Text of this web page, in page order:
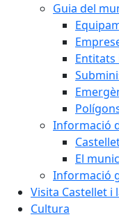
Guia del
Entitats
Informació
El
Informació
Visita Castellet i
Cultura